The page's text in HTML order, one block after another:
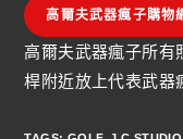
高爾夫武器瘋子購物
高爾夫武器瘋子所有
桿附近放上代表武器